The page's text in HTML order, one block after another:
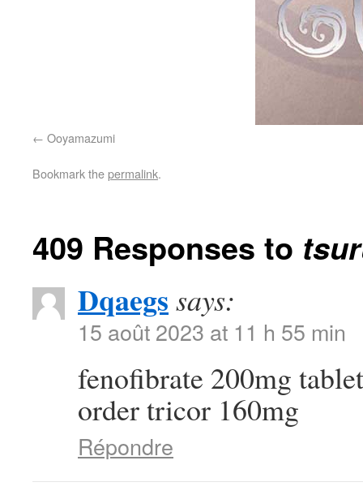
Ooyamazumi
Bookmark thepermalink.
409 Responses to
Dqaegs says:
15 août 2023 at 11 h 55 min
fenofibrate 200mg
order tricor 160mg
Répondre